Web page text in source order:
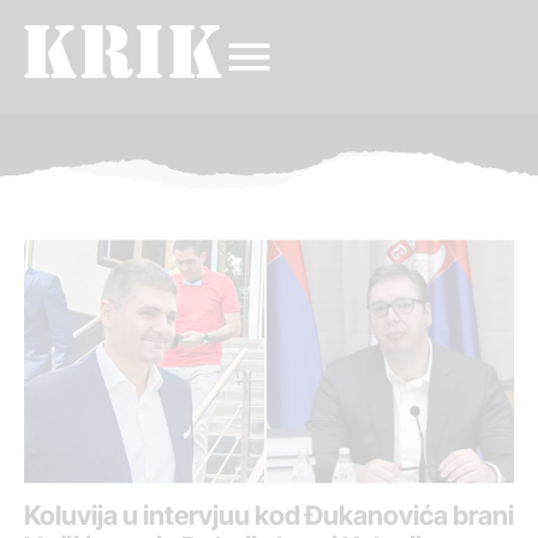
Koluvija u intervjuu kod Đukanovića brani